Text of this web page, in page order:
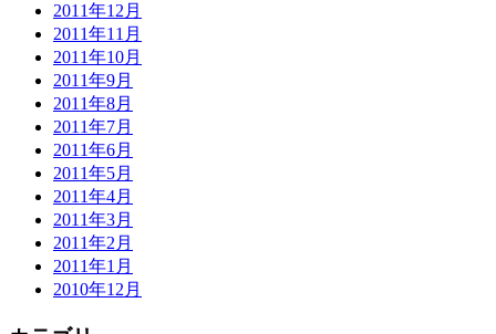
2011年12月
2011年11月
2011年10月
2011年9月
2011年8月
2011年7月
2011年6月
2011年5月
2011年4月
2011年3月
2011年2月
2011年1月
2010年12月